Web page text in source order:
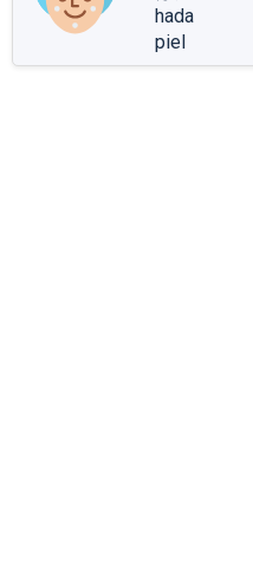
hada
piel